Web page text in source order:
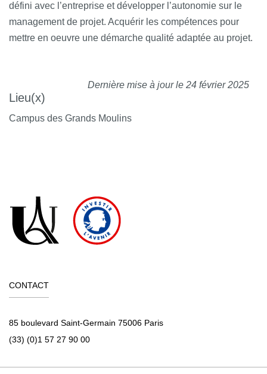
défini avec l’entreprise et développer l’autonomie sur le
management de projet. Acquérir les compétences pour
mettre en oeuvre une démarche qualité adaptée au projet.
Dernière mise à jour le 24 février 2025
Lieu(x)
Campus des Grands Moulins
CONTACT
85 boulevard Saint-Germain 75006 Paris
(33) (0)1 57 27 90 00